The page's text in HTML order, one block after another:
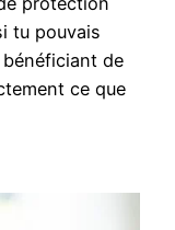
tu pouvais
de
ce que